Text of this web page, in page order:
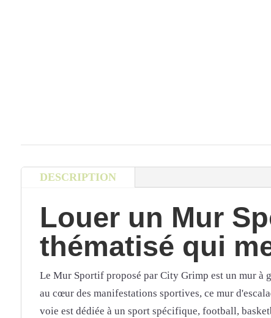
DESCRIPTION
Louer un Mur
thématisé qui
Le Mur Sportif proposé par City Grimp est un mur à
au cœur des manifestations sportives, ce mur
voie est dédiée à un sport spécifique, football,